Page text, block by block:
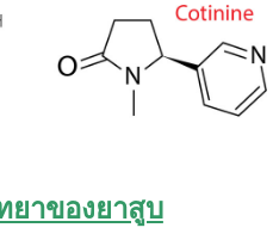
ยาของยาสูบ